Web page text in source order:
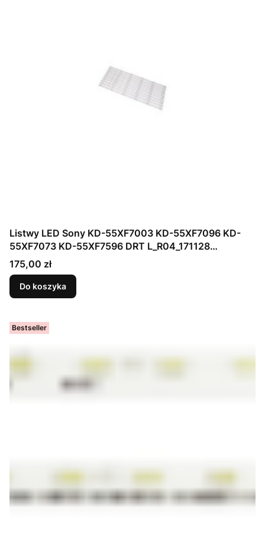
Listwy LED Sony KD-55XF7003 KD-55XF7096 KD-
55XF7073 KD-55XF7596 DRT L_R04_171128
YS8S550CND01 YS8S550CND04
Cena
175,00 zł
Do koszyka
Bestseller